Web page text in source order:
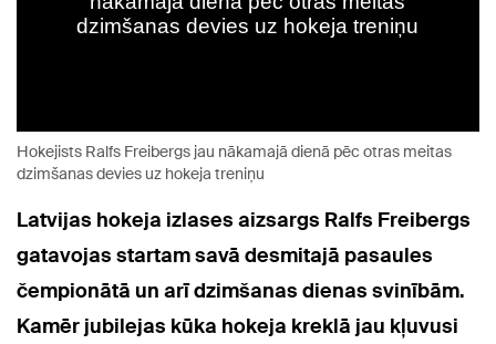
Hokejists Ralfs Freibergs jau nākamajā dienā pēc otras meitas
dzimšanas devies uz hokeja treniņu
Latvijas hokeja izlases aizsargs Ralfs Freibergs
gatavojas startam savā desmitajā pasaules
čempionātā un arī dzimšanas dienas svinībām.
Kamēr jubilejas kūka hokeja kreklā jau kļuvusi